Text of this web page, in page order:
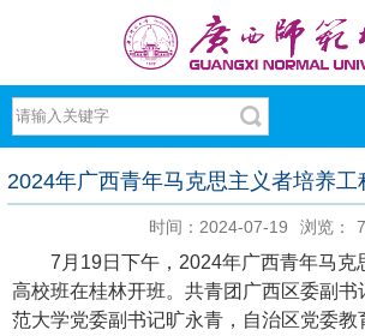
2024年广西青年马克思主义者培养
时间：2024-07-19 浏览：
7月19日下午，2024年广西青年马克
高校班在桂林开班。共青团广西区委副书
范大学党委副书记旷永青，自治区党委教